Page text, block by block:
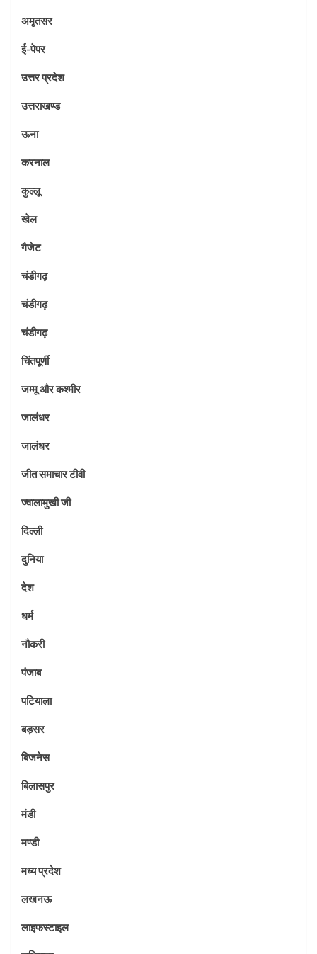
अमृतसर
ई-पेपर
उत्तर प्रदेश
उत्तराखण्ड
ऊना
करनाल
कुल्लू
खेल
गैजेट
चंडीगढ़
चंडीगढ़
चंडीगढ़
चिंतपूर्णी
जम्मू और कश्मीर
जालंधर
जालंधर
जीत समाचार टीवी
ज्वालामुखी जी
दिल्ली
दुनिया
देश
धर्म
नौकरी
पंजाब
पटियाला
बड़सर
बिजनेस
बिलासपुर
मंडी
मण्डी
मध्य प्रदेश
लखनऊ
लाइफस्टाइल